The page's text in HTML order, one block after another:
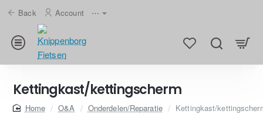
Back Account ⋯
Kettingkast/kettingscherm
homeO&A Onderdelen/Reparatie Kettingkast/